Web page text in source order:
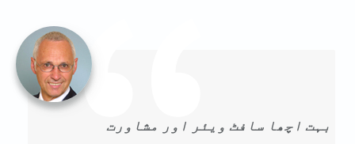
بہت اچھا سافٹ ویئر اور مشاورت